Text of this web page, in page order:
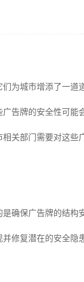
为城市增添了一
告牌的安全性可能
关部门需要对这些
确保广告牌的结
修复潜在的安全隐